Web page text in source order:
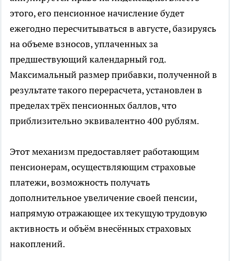
этого, его пенсионное начисление будет
ежегодно пересчитываться в августе, базируясь
на объеме взносов, уплаченных за
предшествующий календарный год.
Максимальный размер прибавки, полученной в
результате такого перерасчета, установлен в
пределах трёх пенсионных баллов, что
приблизительно эквивалентно 400 рублям.
Этот механизм предоставляет работающим
пенсионерам, осуществляющим страховые
платежи, возможность получать
дополнительное увеличение своей пенсии,
напрямую отражающее их текущую трудовую
активность и объём внесённых страховых
накоплений.